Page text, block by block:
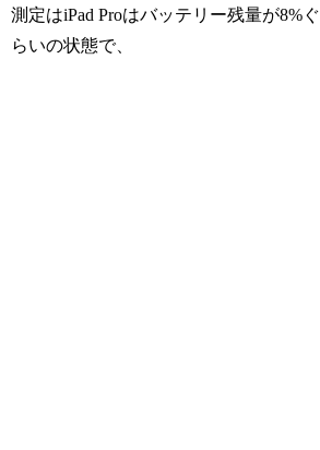
測定はiPad Proはバッテリー残量が8%ぐ
らいの状態で、